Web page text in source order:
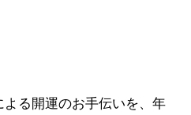
る開運のお手伝いを、年